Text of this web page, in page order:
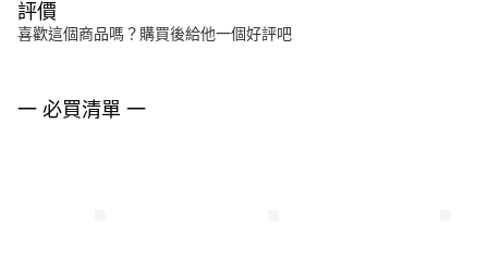
評價
喜歡這個商品嗎？購買後給他一個好評吧
一 必買清單 一